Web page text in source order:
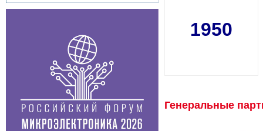
1950
Генеральные